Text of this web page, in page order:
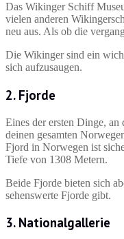
Das Wikinger Schiff
vielen anderen
neu aus. Als ob die
Die Wikinger sind ein
sich aufzusaugen.
2. Fjorde
Eines der ersten Dinge,
deinen gesamten
Fjord in Norwegen ist
Tiefe von 1308 Metern.
Beide Fjorde bieten sich
sehenswerte Fjorde gibt.
3. Nationalgallerie